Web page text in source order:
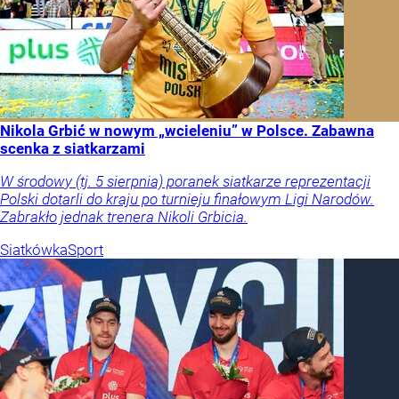
Nikola Grbić w nowym „wcieleniu” w Polsce. Zabawna
scenka z siatkarzami
W środowy (tj. 5 sierpnia) poranek siatkarze reprezentacji
Polski dotarli do kraju po turnieju finałowym Ligi Narodów.
Zabrakło jednak trenera Nikoli Grbicia.
SiatkówkaSport